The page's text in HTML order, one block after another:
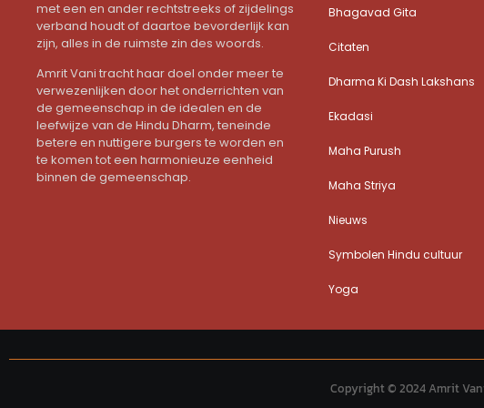
met een en ander rechtstreeks of zijdelings
verband houdt of daartoe bevorderlijk kan
zijn, alles in de ruimste zin des woords.
Amrit Vani tracht haar doel onder meer te
verwezenlijken door het onderrichten van
de gemeenschap in de idealen en de
leefwijze van de Hindu Dharm, teneinde
betere en nuttigere burgers te worden en
te komen tot een harmonieuze eenheid
binnen de gemeenschap.
Bhagavad Gita
Citaten
Dharma Ki Dash Lakshans
Ekadasi
Maha Purush
Maha Striya
Nieuws
Symbolen Hindu cultuur
Yoga
Copyright © 2024 Amrit